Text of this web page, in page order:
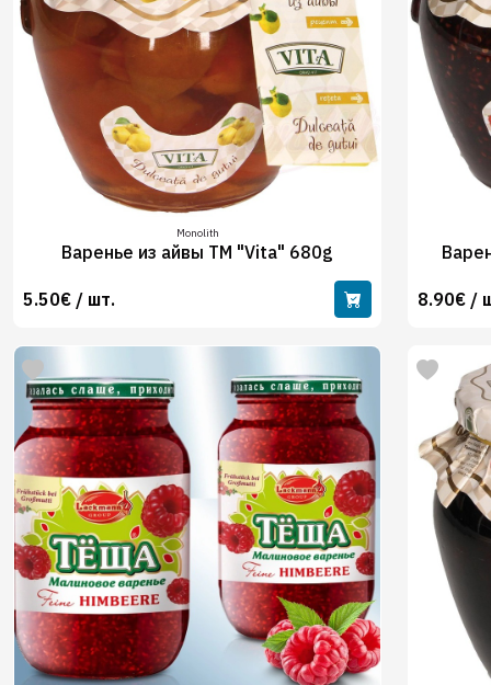
Monolith
Варенье из айвы ТМ "Vita" 680g
5.50€ / шт. 8.90€ /